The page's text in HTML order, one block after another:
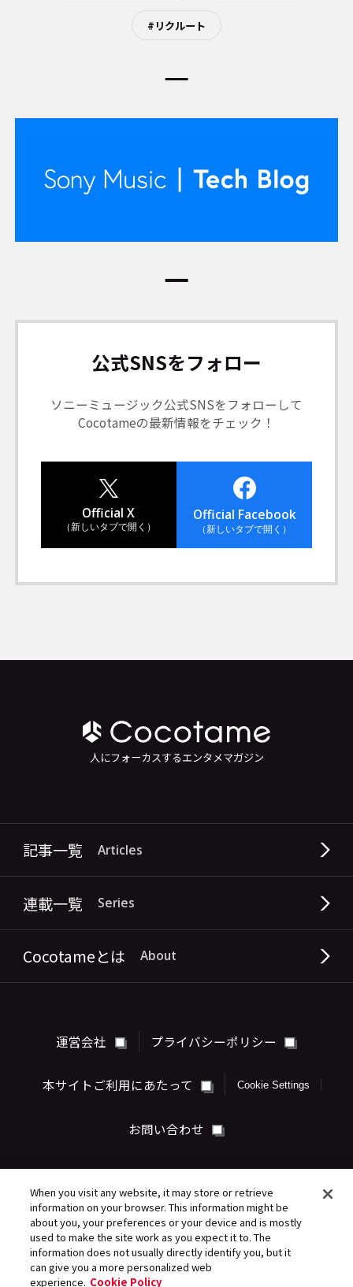
#リクルート
公式SNSをフォロー
ソニーミュージック公式SNSをフォローして
Cocotameの最新情報をチェック！
Official X
（新しいタブで開く）
Official Facebook
（新しいタブで開く）
人にフォーカスするエンタメマガジン
記事一覧 Articles
連載一覧 Series
Cocotameとは About
運営会社 プライバシーポリシー
本サイトご利用にあたって Cookie Settings
お問い合わせ
©Sony Music Entertainment (Japan) Inc.
When you visit any website, it may store or retrieve
information on your browser. This information might be
about you, your preferences or your device and is mostly
used to make the site work as you expect it to. The
information does not usually directly identify you, but it
can give you a more personalized web
experience. Cookie Policy